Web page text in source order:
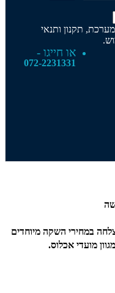
תקנון ותנאי
או חייגו -
072-2231331
במחירי השקה מיוחדים